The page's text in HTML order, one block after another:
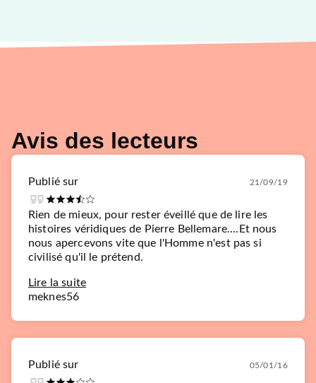
Avis des lecteurs
Publié sur 21/09/19
Rien de mieux, pour rester éveillé que de lire les
histoires véridiques de Pierre Bellemare....Et nous
nous apercevons vite que l'Homme n'est pas si
civilisé qu'il le prétend.
Lire la suite
meknes56
Publié sur 05/01/16